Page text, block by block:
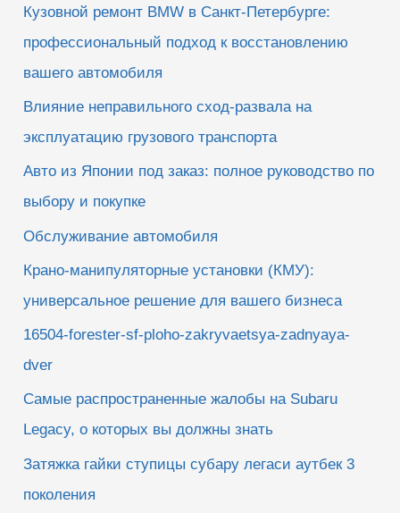
Кузовной ремонт BMW в Санкт-Петербурге:
профессиональный подход к восстановлению
вашего автомобиля
Влияние неправильного сход-развала на
эксплуатацию грузового транспорта
Авто из Японии под заказ: полное руководство по
выбору и покупке
Обслуживание автомобиля
Крано-манипуляторные установки (КМУ):
универсальное решение для вашего бизнеса
16504-forester-sf-ploho-zakryvaetsya-zadnyaya-
dver
Самые распространенные жалобы на Subaru
Legacy, о которых вы должны знать
Затяжка гайки ступицы субару легаси аутбек 3
поколения